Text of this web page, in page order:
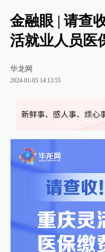
金融眼 | 请查
活就业人员医
华龙网
2024-01-05 14:13:55